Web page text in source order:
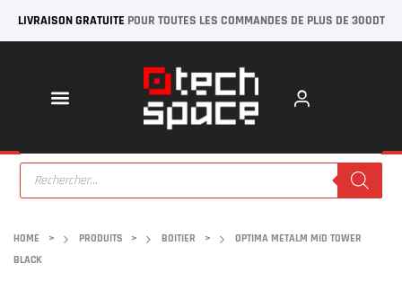
LIVRAISON GRATUITE POUR TOUTES LES COMMANDES DE PLUS DE 300DT
HOME > PRODUITS > BOITIER >
OPTIMA METALM MID TOWER
BLACK